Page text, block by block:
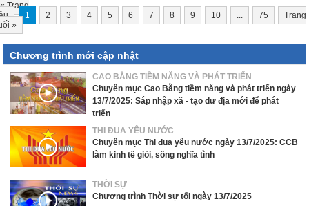
«Trang
1 2 3 4 5 6 7 8 9 10 ... 75
Trang
»
Chương trình mới cập nhật
CAO BẰNG TIỀM NĂNG VÀ PHÁT TRIỂN
Chuyên mục Cao Bằng tiềm năng và phát triển ngày
13/7/2025: Sáp nhập xã - tạo dư địa mới để phát
triển
THI ĐUA YÊU NƯỚC
Chuyên mục Thi đua yêu nước ngày 13/7/2025: CCB
làm kinh tế giỏi, sống nghĩa tình
THỜI SỰ
Chương trình Thời sự tối ngày 13/7/2025